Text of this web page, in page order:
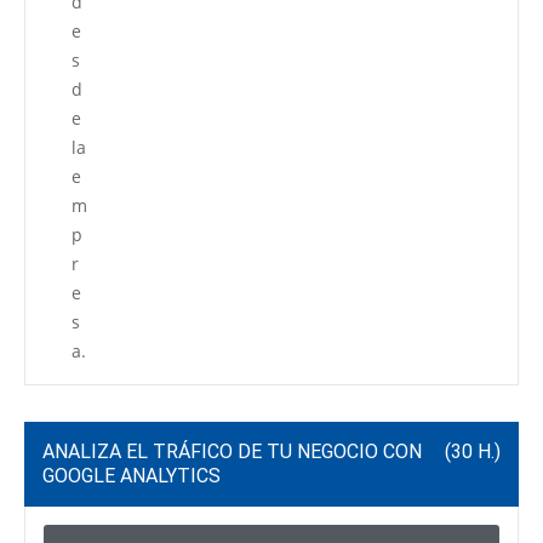
e
s
d
e
la
e
m
p
r
e
s
a.
ANALIZA EL TRÁFICO DE TU NEGOCIO CON
GOOGLE ANALYTICS
(30 H.)